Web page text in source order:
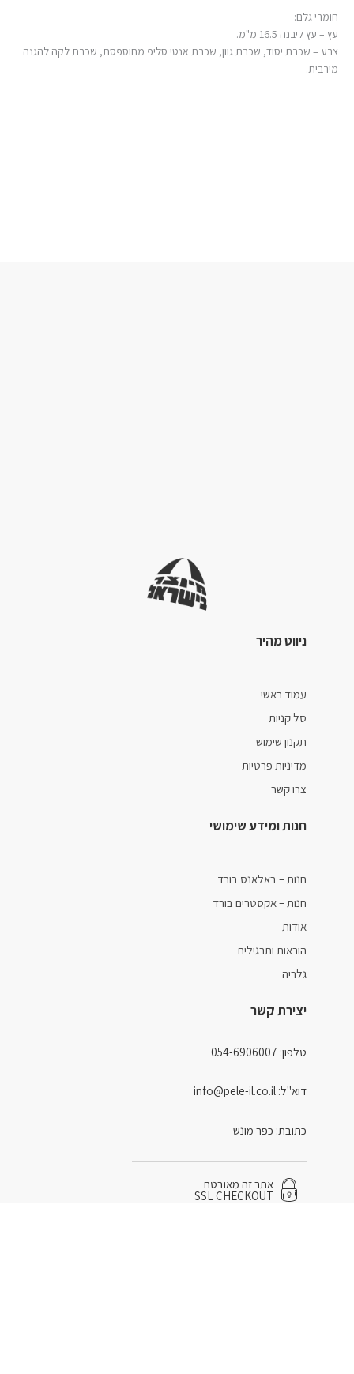
חומרי גלם:
עץ – עץ ליבנה 16.5 מ"מ.
צבע – שכבת יסוד, שכבת גוון, שכבת אנטי סליפ מחוספסת, שכבת לקה להגנה
מירבית.
ניווט מהיר
עמוד ראשי
סל קניות
תקנון שימוש
מדיניות פרטיות
צרו קשר
חנות ומידע שימושי
חנות – באלאנס בורד
חנות – אקסטרים בורד
אודות
הוראות ותרגילים
גלריה
יצירת קשר
טלפון: 054-6906007
דוא"ל: info@pele-il.co.il
כתובת: כפר מונש
אתר זה מאובטח
SSL CHECKOUT